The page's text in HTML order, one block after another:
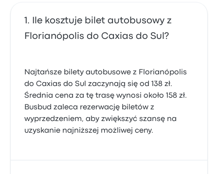
Ile kosztuje bilet autobusowy z
Florianópolis do Caxias do Sul?
Najtańsze bilety autobusowe z Florianópolis
do Caxias do Sul zaczynają się od 138 zł.
Średnia cena za tę trasę wynosi około 158 zł.
Busbud zaleca rezerwację biletów z
wyprzedzeniem, aby zwiększyć szansę na
uzyskanie najniższej możliwej ceny.